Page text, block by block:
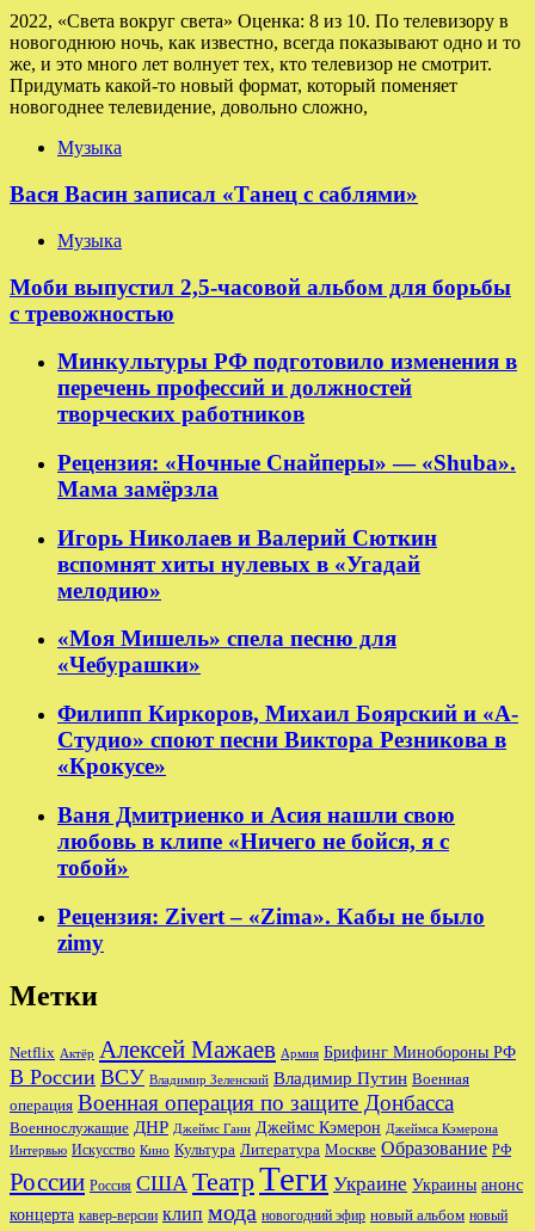
2022, «Света вокруг света» Оценка: 8 из 10. По телевизору в
новогоднюю ночь, как известно, всегда показывают одно и то
же, и это много лет волнует тех, кто телевизор не смотрит.
Придумать какой-то новый формат, который поменяет
новогоднее телевидение, довольно сложно,
Музыка
Вася Васин записал «Танец с саблями»
Музыка
Моби выпустил 2,5-часовой альбом для борьбы
с тревожностью
Минкультуры РФ подготовило изменения в
перечень профессий и должностей
творческих работников
Рецензия: «Ночные Снайперы» — «Shuba».
Мама замёрзла
Игорь Николаев и Валерий Сюткин
вспомнят хиты нулевых в «Угадай
мелодию»
«Моя Мишель» спела песню для
«Чебурашки»
Филипп Киркоров, Михаил Боярский и «А-
Студио» споют песни Виктора Резникова в
«Крокусе»
Ваня Дмитриенко и Асия нашли свою
любовь в клипе «Ничего не бойся, я с
тобой»
Рецензия: Zivert – «Zima». Кабы не было
zimy
Метки
Netflix Актёр Алексей Мажаев Армия Брифинг Минобороны РФ
В России ВСУ Владимир Зеленский Владимир Путин Военная
операция Военная операция по защите Донбасса
Военнослужащие ДНР Джеймс Ганн Джеймс Кэмерон Джеймса Кэмерона
Интервью Искусство Кино Культура Литература Москве Образование РФ
России Россия США ТеатрТеги Украине Украины анонс
концерта кавер-версии клип мода новогодний эфир новый альбом новый